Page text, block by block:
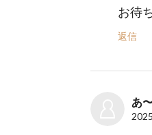
お待
返信
あ